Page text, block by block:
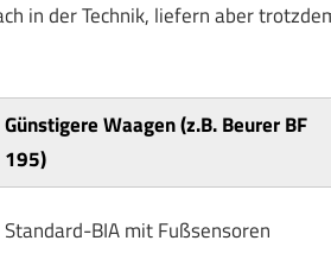
in der Technik, liefern aber
Günstigere Waagen (z.B. Beurer BF
195)
Standard-BIA mit Fußsensoren